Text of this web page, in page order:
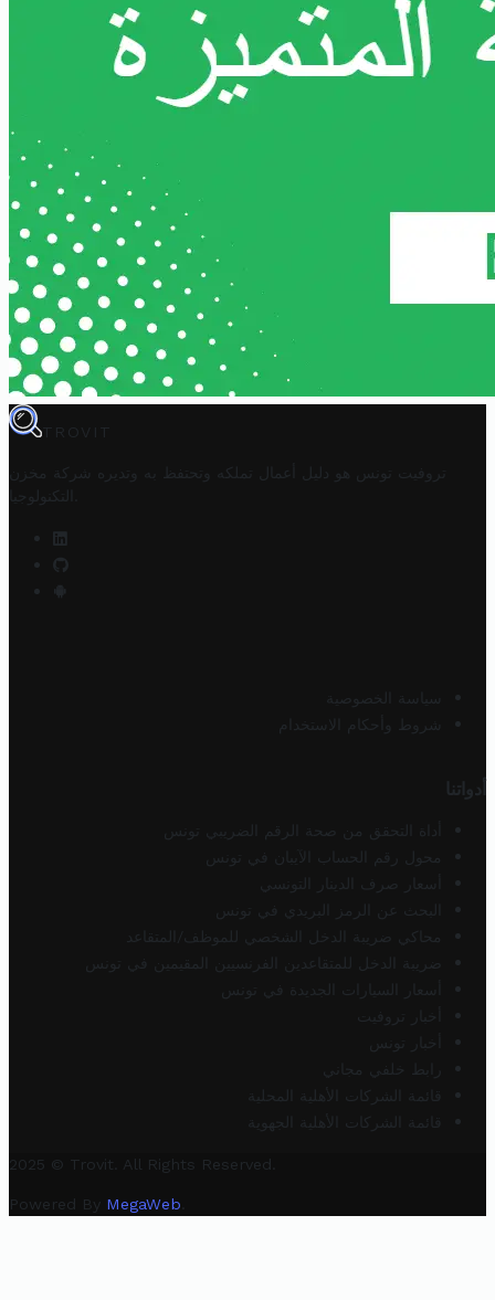
TROVIT
تروفيت تونس هو دليل أعمال تملكه وتحتفظ به وتديره
شركة مخزن
التكنولوجيا
سياسة الخصوصية
شروط وأحكام الاستخدام
أدواتنا
أداة التحقق من صحة الرقم الضريبي تونس
محول رقم الحساب الآيبان في تونس
أسعار صرف الدينار التونسي
البحث عن الرمز البريدي في تونس
محاكي ضريبة الدخل الشخصي للموظف/المتقاعد
ضريبة الدخل للمتقاعدين الفرنسيين المقيمين في تونس
أسعار السيارات الجديدة في تونس
أخبار تروفيت
أخبار تونس
رابط خلفي مجاني
قائمة الشركات الأهلية المحلية
قائمة الشركات الأهلية الجهوية
2025 © Trovit. All Rights Reserved.
Powered By MegaWeb